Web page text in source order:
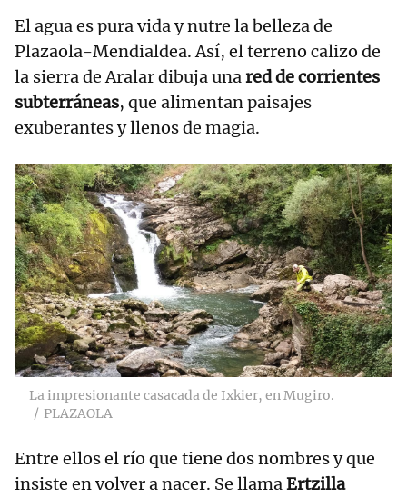
El agua es pura vida y nutre la belleza de
Plazaola-Mendialdea. Así, el terreno calizo de
la sierra de Aralar dibuja unared de corrientes
subterráneas, que alimentan paisajes
exuberantes y llenos de magia.
La impresionante casacada de Ixkier, en Mugiro.
PLAZAOLA
Entre ellos el río que tiene dos nombres y que
insiste en volver a nacer. Se llamaErtzilla